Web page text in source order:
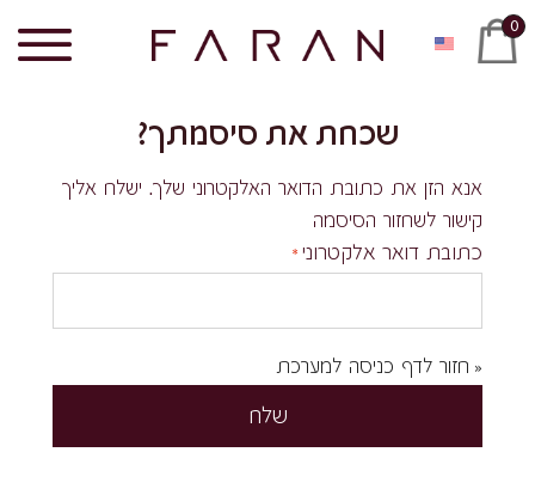
0
שכחת את סיסמתך?
אנא הזן את כתובת הדואר האלקטרוני שלך. ישלח אליך
קישור לשחזור הסיסמה
כתובת דואר אלקטרוני
« חזור לדף כניסה למערכת
שלח